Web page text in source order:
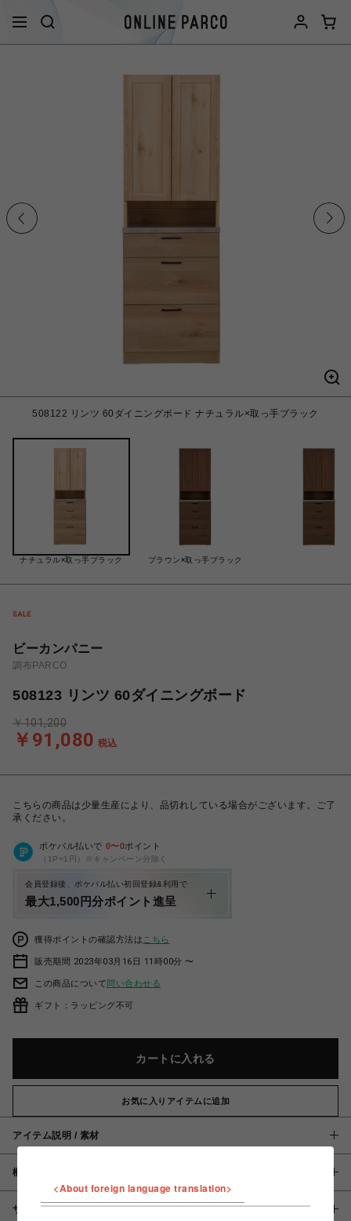
508122 リンツ 60ダイニングボード ナチュラル×取っ手ブラック
ナチュラル×取っ手ブラック ブラウン×取っ手ブラック
ビーカンパニー
調布PARCO
508123 リンツ 60ダイニングボード
￥91,080 税込
￥101,200
こちらの商品は少量生産により、品切れしている場合がございます。ご了
承ください。
ポケパル払いで 0〜0ポイント
（1P=1円）※キャンペーン分除く
会員登録後、ポケパル払い初回登録&利用で
最大1,500円分ポイント進呈
獲得ポイントの確認方法は こちら
販売期間 2023年03月16日 11時00分 〜
この商品について問い合わせる
ギフト：ラッピング不可
カートに入れる
お気に入りアイテムに追加
アイテム説明 / 素材
概要
サイズ
<About foreign language translation>